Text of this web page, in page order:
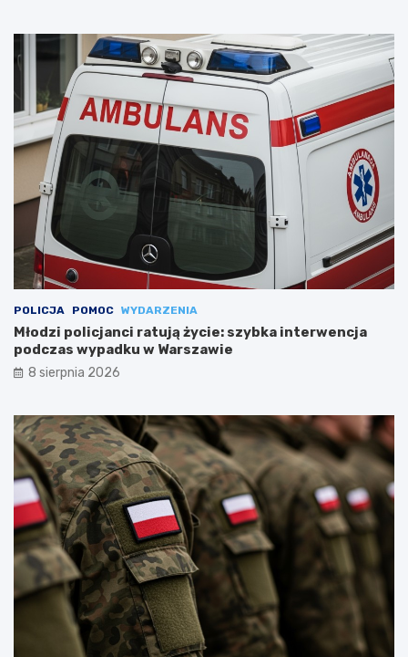
POLICJA POMOC WYDARZENIA
Młodzi policjanci ratują życie: szybka interwencja
podczas wypadku w Warszawie
8 sierpnia 2026